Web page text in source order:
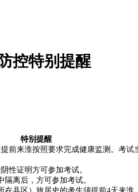
控特别提醒
特别提醒
前来淮按照要求完成健康监测。考
性证明方可参加考试。
离后，方可参加考试。
县区）旅居史的考生须提前4天来淮